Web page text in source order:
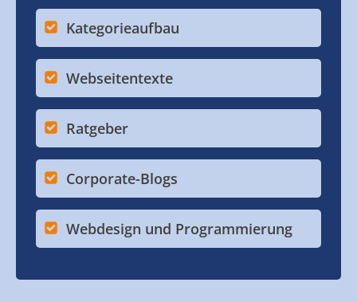
Kategorieaufbau
Webseitentexte
Ratgeber
Corporate-Blogs
Webdesign und Programmierung